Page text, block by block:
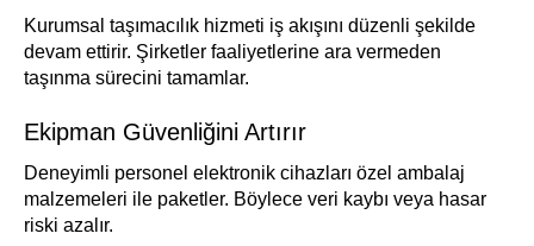
Kurumsal taşımacılık hizmeti iş akışını düzenli şekilde
devam ettirir. Şirketler faaliyetlerine ara vermeden
taşınma sürecini tamamlar.
Ekipman Güvenliğini Artırır
Deneyimli personel elektronik cihazları özel ambalaj
malzemeleri ile paketler. Böylece veri kaybı veya hasar
riski azalır.